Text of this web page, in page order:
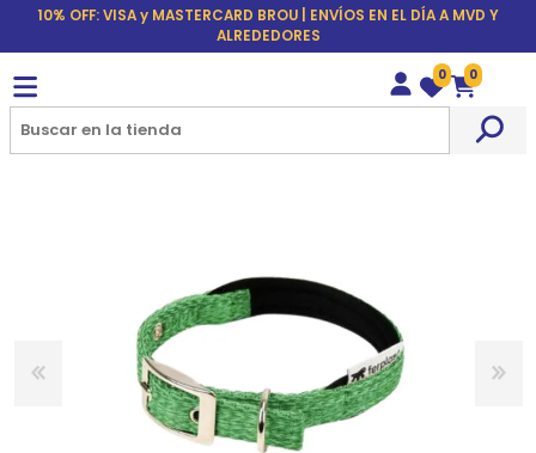
10% OFF: VISA y MASTERCARD BROU | ENVÍOS EN EL DÍA A MVD Y
ALREDEDORES
Wishlist
0
Carrito
0